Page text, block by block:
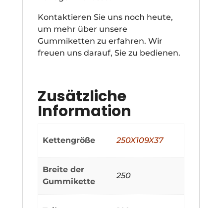
Kontaktieren Sie uns noch heute,
um mehr über unsere
Gummiketten zu erfahren. Wir
freuen uns darauf, Sie zu bedienen.
Zusätzliche
Information
Kettengröße 250X109X37
Breite der
Gummikette
250